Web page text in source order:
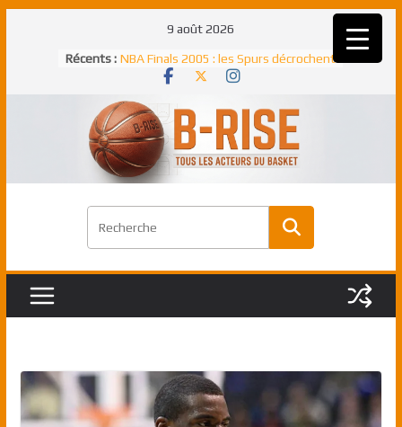
9 août 2026
Récents : meilleur défenseur d’une saison NBA
NBA Finals 2005 : les Spurs décrochent
face aux Pistons
NBA Finals 2021 : les Bucks et Giannis
Antetokounmpo triomphent, le Greek
Freek élu MVP
Shai Gilgeous-Alexander : son premier
canadien transcendant face aux Spurs
Pau Gasol dans l’histoire en 2002 :
l’année